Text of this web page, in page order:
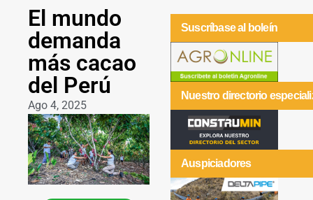
El mundo
demanda
más cacao
del Perú
Ago 4, 2025
Suscríbase al boleín
Nuestro directorio
Auspiciadores